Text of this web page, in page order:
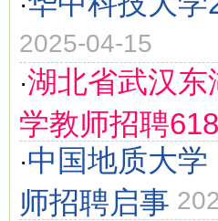
2025-04-15
·湖北省武汉东
学教师招聘
·中国地质大
师招聘启事